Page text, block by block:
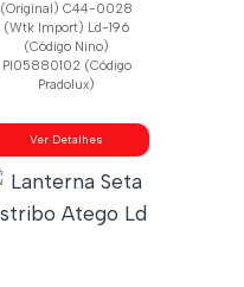
(Original) C44-0028
(Wtk Import) Ld-196
(Código Nino)
Pl05880102 (Código
Pradolux)
Ver Detalhes